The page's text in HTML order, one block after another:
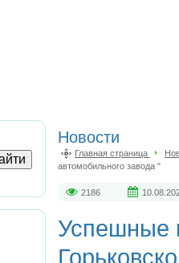
Новости
Главная страница
автомобильного завода "
2186
Успешные